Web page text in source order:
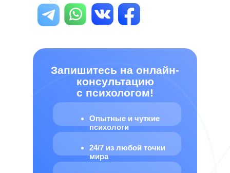
Запишитесь на онлайн-
консультацию
с психологом!
24/7 из любой точки
мира
Опытные и чуткие
психологи